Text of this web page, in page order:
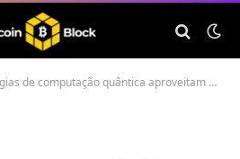
quântica aproveitam STARKs recursivos – Buterin